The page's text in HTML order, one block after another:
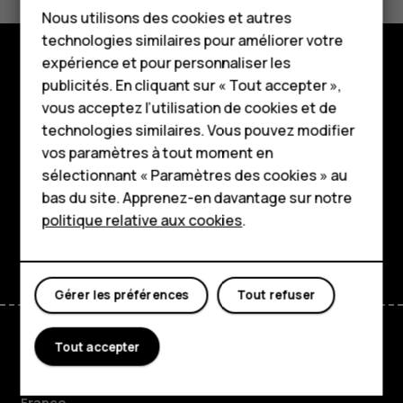
Téléphones classiques
Accessoires
HMD Terra M
Pour les entreprises
Tablettes
Boutique
Boutique
À propos
Planet and people
Assistance
FacebookInstagram
Nous utilisons des cookies et autres
technologies similaires pour améliorer votre
expérience et pour personnaliser les
publicités. En cliquant sur « Tout accepter »,
vous acceptez l’utilisation de cookies et de
technologies similaires. Vous pouvez modifier
vos paramètres à tout moment en
sélectionnant « Paramètres des cookies » au
bas du site. Apprenez-en davantage sur notre
politique relative aux cookies.
Tout refuser
Gérer les préférences
Tout accepter